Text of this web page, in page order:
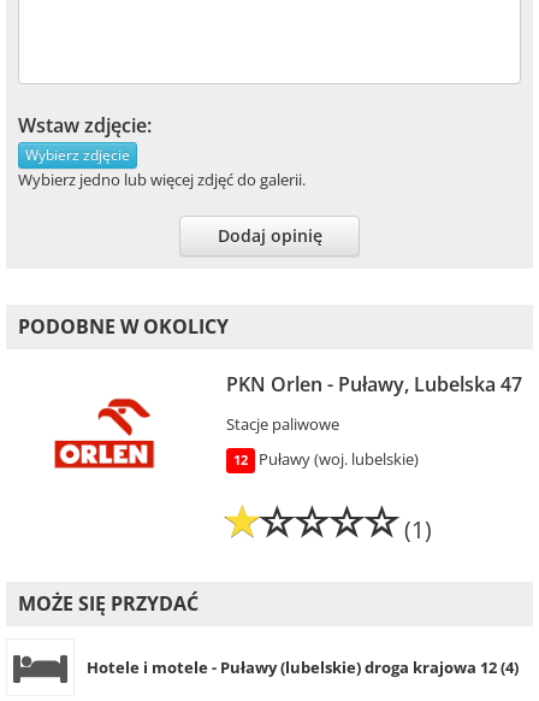
Wstaw zdjęcie:
Wybierz zdjęcie
Wybierz jedno lub więcej zdjęć do galerii.
Dodaj opinię
PODOBNE W OKOLICY
PKN Orlen - Puławy, Lubelska 47
Stacje paliwowe
12 Puławy (woj. lubelskie)
(1)
MOŻE SIĘ PRZYDAĆ
Hotele i motele - Puławy (lubelskie) droga krajowa 12 (4)